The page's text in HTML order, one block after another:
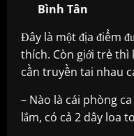
Bình Tân
Đây là một địa điểm
thích. Còn giới trẻ thì
cần truyền tai nhau
– Nào là cái phòng
lắm, có cả 2 dây loa